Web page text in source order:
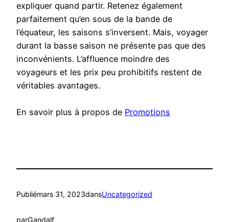
expliquer quand partir. Retenez également
parfaitement qu’en sous de la bande de
l’équateur, les saisons s’inversent. Mais, voyager
durant la basse saison ne présente pas que des
inconvénients. L’affluence moindre des
voyageurs et les prix peu prohibitifs restent de
véritables avantages.
En savoir plus à propos de Promotions
Publiémars 31, 2023dansUncategorized
parGandalf